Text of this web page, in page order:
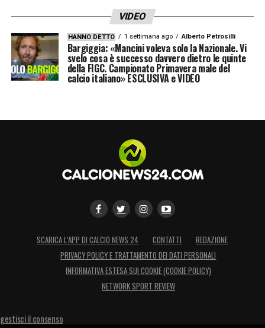
VIDEO
HANNO DETTO 1 settimana ago Alberto Petrosilli
Bargiggia: «Mancini voleva solo la Nazionale. Vi
svelo cosa è successo davvero dietro le quinte
della FIGC. Campionato Primavera male del
calcio italiano» ESCLUSIVA e VIDEO
SCARICA L’APP DI CALCIO NEWS 24 CONTATTI
REDAZIONE
PRIVACY POLICY E TRATTAMENTO DEI DATI PERSONALI
INFORMATIVA ESTESA SUI COOKIE (COOKIE POLICY)
NETWORK SPORT REVIEW
gestisci il consenso